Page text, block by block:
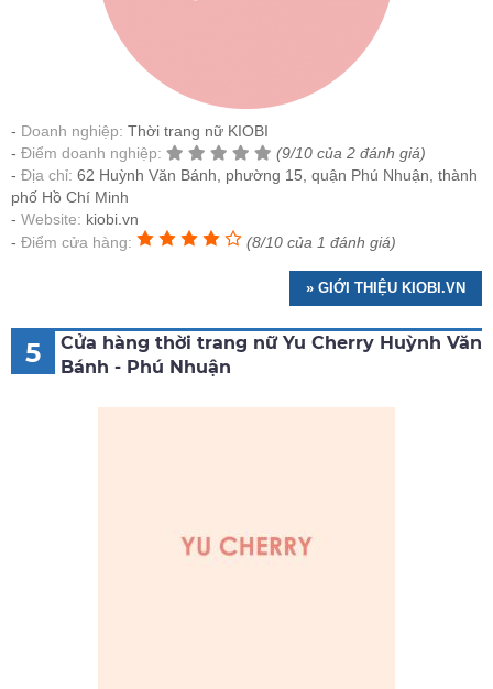
Doanh nghiệp: Thời trang nữ KIOBI
Điểm doanh nghiệp:
(9/10 của 2 đánh giá)
Địa chỉ: 62 Huỳnh Văn Bánh, phường 15, quận Phú Nhuận, thành
phố Hồ Chí Minh
Website: kiobi.vn
Điểm cửa hàng:
(8/10 của 1 đánh giá)
» GIỚI THIỆU KIOBI.VN
5
Cửa hàng thời trang nữ Yu Cherry Huỳnh Văn
Bánh - Phú Nhuận